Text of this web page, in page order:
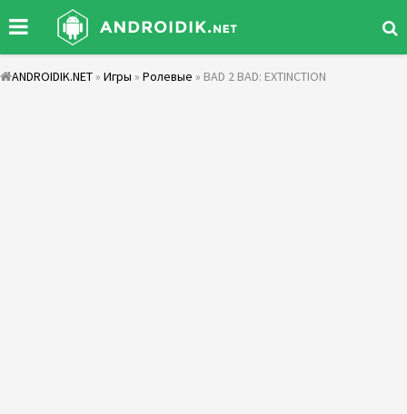
ANDROIDIK.NET » Игры » Ролевые » BAD 2 BAD: EXTINCTION